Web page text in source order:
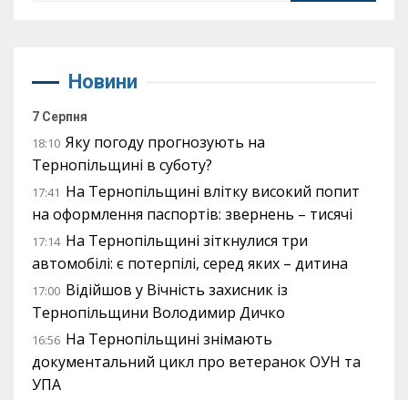
Новини
7 Серпня
18:10 Яку погоду прогнозують на
Тернопільщині в суботу?
17:41 На Тернопільщині влітку високий попит
на оформлення паспортів: звернень – тисячі
17:14 На Тернопільщині зіткнулися три
автомобілі: є потерпілі, серед яких – дитина
17:00 Відійшов у Вічність захисник із
Тернопільщини Володимир Дичко
16:56 На Тернопільщині знімають
документальний цикл про ветеранок ОУН та
УПА